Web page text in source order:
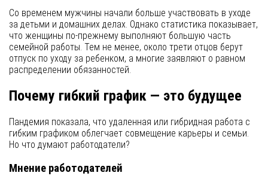
Со временем мужчины начали больше участвовать в уходе
за детьми и домашних делах. Однако статистика показывает,
что женщины по-прежнему выполняют большую часть
семейной работы. Тем не менее, около трети отцов берут
отпуск по уходу за ребенком, а многие заявляют о равном
распределении обязанностей.
Почему гибкий график — это будущее
Пандемия показала, что удаленная или гибридная работа с
гибким графиком облегчает совмещение карьеры и семьи.
Но что думают работодатели?
Мнение работодателей